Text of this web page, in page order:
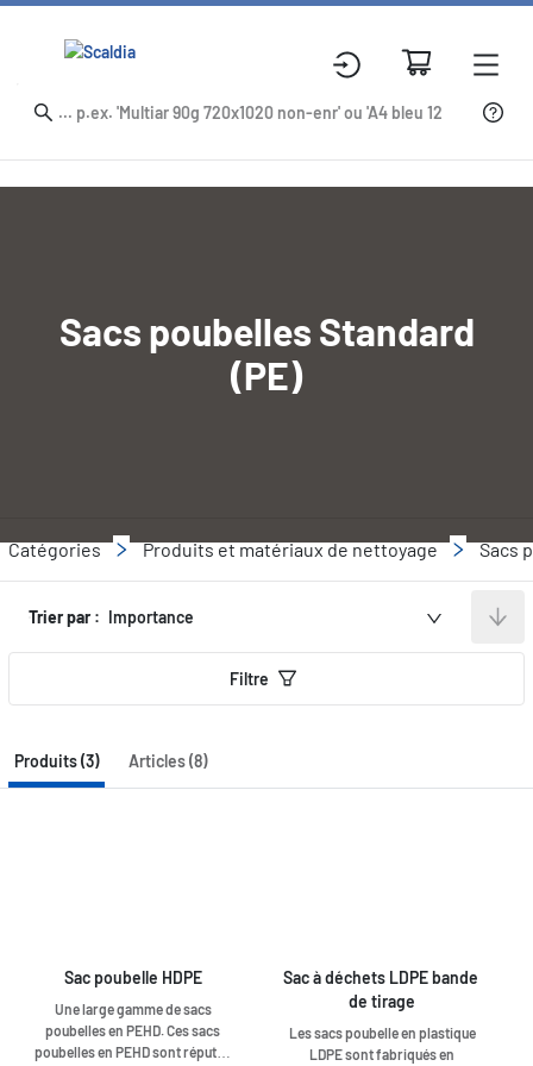
Sacs poubelles Standard
(PE)
Catégories Produits et matériaux de nettoyage Sacs
Trier par : Importance
Filtre
Produits (3) Articles (8)
Sac poubelle HDPE
Une large gamme de sacs
poubelles en PEHD. Ces sacs
poubelles en PEHD sont réputés
Sac à déchets LDPE bande
de tirage
Les sacs poubelle en plastique
LDPE sont fabriqués en